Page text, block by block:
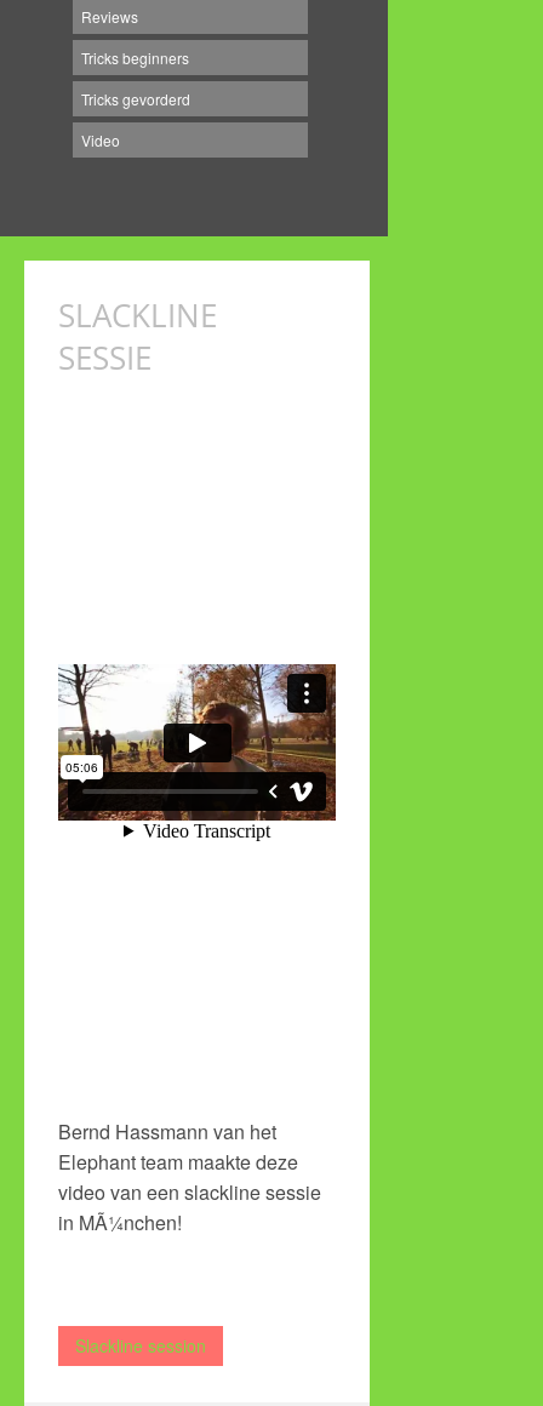
Reviews
Tricks beginners
Tricks gevorderd
Video
SLACKLINE
SESSIE
Bernd Hassmann van het
Elephant team maakte deze
video van een slackline sessie
in MÃ¼nchen!
Slackline session